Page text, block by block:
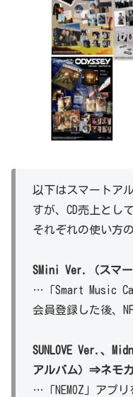
以下はスマートア
すが、CD売上とし
それぞれの使い方
SMini Ver.（スマ
…「Smart Music
会員登録した後、
SUNLOVE Ver.、 M
アルバム）⇒ネモカ
…「NEMOZ」アプ